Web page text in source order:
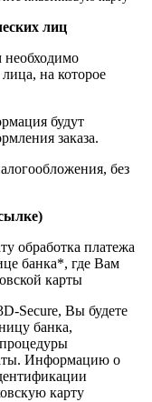
лиц
необходимо
на которое
будут
заказа.
без
обработка платежа
банка*, где Вам
карты
Secure, Вы будете
банка,
Информацию о
карту